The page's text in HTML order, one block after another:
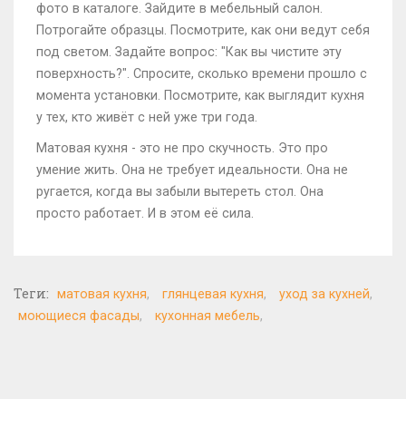
фото в каталоге. Зайдите в мебельный салон.
Потрогайте образцы. Посмотрите, как они ведут себя
под светом. Задайте вопрос: "Как вы чистите эту
поверхность?". Спросите, сколько времени прошло с
момента установки. Посмотрите, как выглядит кухня
у тех, кто живёт с ней уже три года.
Матовая кухня - это не про скучность. Это про
умение жить. Она не требует идеальности. Она не
ругается, когда вы забыли вытереть стол. Она
просто работает. И в этом её сила.
Теги: матовая кухня глянцевая кухня
уход за кухней
моющиеся фасады
кухонная мебель